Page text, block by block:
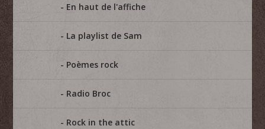
En haut de l'affiche
La playlist de Sam
Poèmes rock
Radio Broc
Rock in the attic